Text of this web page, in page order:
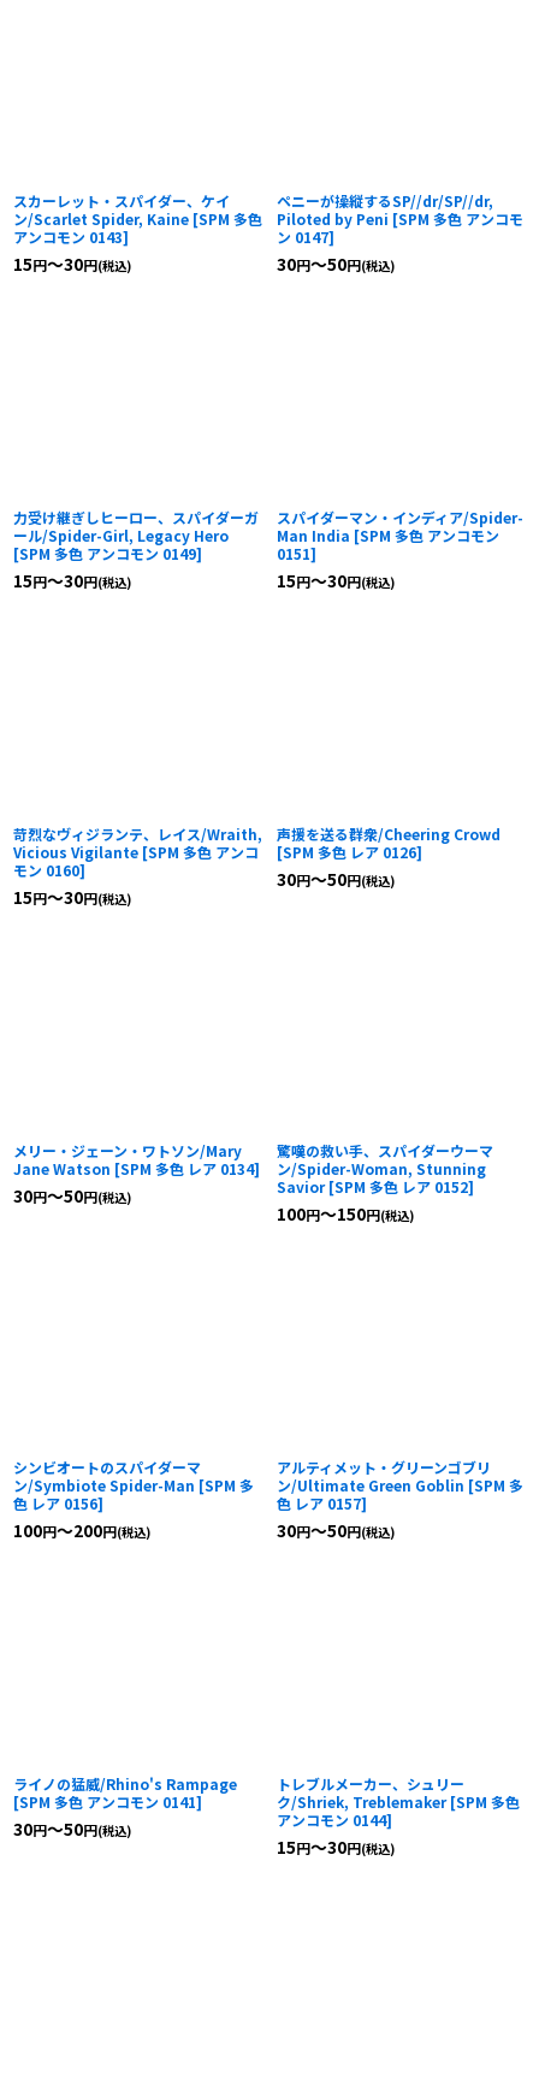
スカーレット・スパイダー、ケイ
ン/Scarlet Spider, Kaine [SPM 多色
アンコモン 0143]
15円～30円(税込)
ペニーが操縦するSP//dr/SP//dr,
Piloted by Peni [SPM 多色 アンコモ
ン 0147]
30円～50円(税込)
力受け継ぎしヒーロー、スパイダーガ
ール/Spider-Girl, Legacy Hero
[SPM 多色 アンコモン 0149]
15円～30円(税込)
スパイダーマン・インディア/Spider-
Man India [SPM 多色 アンコモン
0151]
15円～30円(税込)
苛烈なヴィジランテ、レイス/Wraith,
Vicious Vigilante [SPM 多色 アンコ
モン 0160]
15円～30円(税込)
声援を送る群衆/Cheering Crowd
[SPM 多色 レア 0126]
30円～50円(税込)
メリー・ジェーン・ワトソン/Mary
Jane Watson [SPM 多色 レア 0134]
30円～50円(税込)
驚嘆の救い手、スパイダーウーマ
ン/Spider-Woman, Stunning
Savior [SPM 多色 レア 0152]
100円～150円(税込)
シンビオートのスパイダーマ
ン/Symbiote Spider-Man [SPM 多
色 レア 0156]
100円～200円(税込)
アルティメット・グリーンゴブリ
ン/Ultimate Green Goblin [SPM 多
色 レア 0157]
30円～50円(税込)
ライノの猛威/Rhino's Rampage
[SPM 多色 アンコモン 0141]
30円～50円(税込)
トレブルメーカー、シュリー
ク/Shriek, Treblemaker [SPM 多色
アンコモン 0144]
15円～30円(税込)